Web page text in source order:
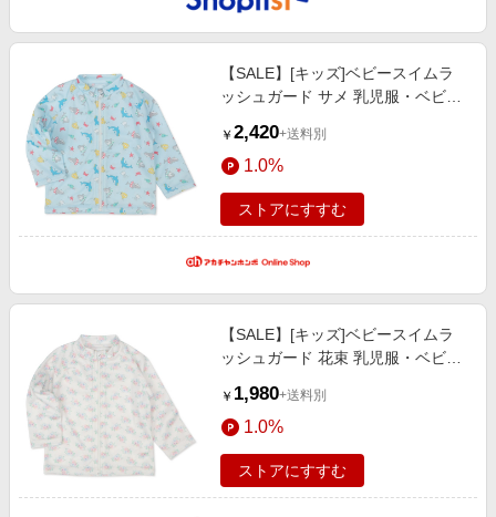
【SALE】[キッズ]ベビースイムラ
ッシュガード サメ 乳児服・ベビー
ムグッズ・プール・浮輪 キッズ水
着（男の子）
￥ 2,420+送料別
1.0%
ストアにすすむ
【SALE】[キッズ]ベビースイムラ
ッシュガード 花束 乳児服・ベビー
ムグッズ・プール・浮輪 キッズ水
着（女の子）
￥ 1,980+送料別
1.0%
ストアにすすむ